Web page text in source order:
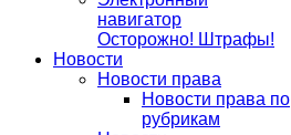
навигатор
Осторожно! Штрафы!
Новости
Новости права
Новости права по
рубрикам